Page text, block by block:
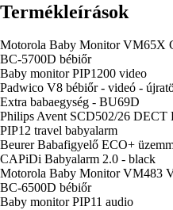
Termékleírások
Motorola Baby Monitor VM65X
BC-5700D bébiőr
Baby monitor PIP1200 video
Padwico V8 bébiőr - videó -
Extra babaegység - BU69D
Philips Avent SCD502/26 DECT
PIP12 travel babyalarm
Beurer Babafigyelő ECO+
CAPiDi Babyalarm 2.0 - black
Motorola Baby Monitor VM483
BC-6500D bébiőr
Baby monitor PIP11 audio